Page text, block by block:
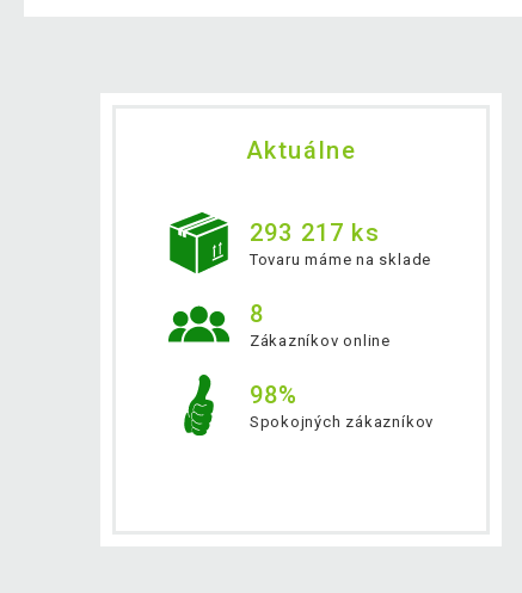
Aktuálne
293 217 ks
Tovaru máme na sklade
8
Zákazníkov online
98%
Spokojných zákazníkov